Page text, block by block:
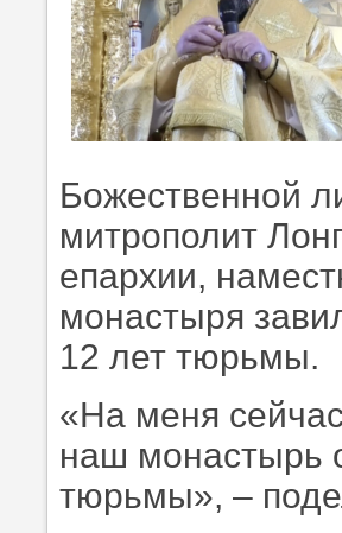
Божественной
митрополит
епархии,
монастыря
12 лет тюрьмы.
«На меня
наш монастырь
тюрьмы», –